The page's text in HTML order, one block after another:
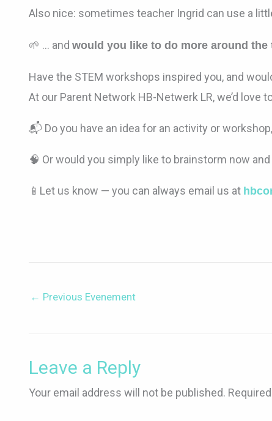
Also nice: sometimes teacher Ingrid can use a
🌱 … and would you like to do more around
Have the STEM workshops inspired you, and
At our Parent Network HB-Netwerk LR, we’d
📬 Do you have an idea for an activity or
🧠 Or would you simply like to brainstorm now
📱Let us know — you can always email us at
← Previous Evenement
Leave a Reply
Your email address will not be published.